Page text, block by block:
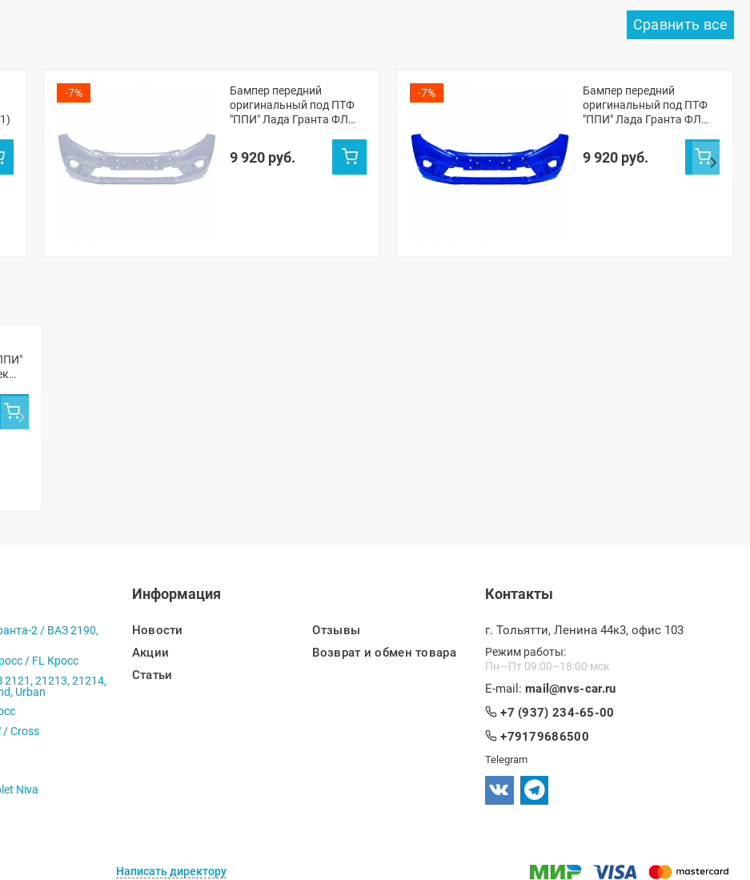
-7%
Бампер передний
оригинальный под ПТФ
"ППИ" Лада Гранта ФЛ
9 920 руб.
-7%
Бампер передний
оригинальный под ПТФ
"ППИ" Лада Гранта ФЛ
9 920 руб.
2 / ВАЗ 2190,
/ FL Кросс
21213, 21214,
Urban
/ Cross
Niva
Информация
Новости
Акции
Статьи
Отзывы
Возврат и обмен товара
Контакты
г. Тольятти, Ленина 44к3, офис 103
Режим работы:
Пн—Пт 09:00–18:00 мск
E-mail: mail@nvs-car.ru
+7 (937) 234-65-00
+79179686500
Telegram
Написать директору